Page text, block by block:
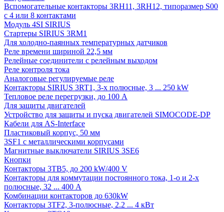
Вспомогательные контакторы 3RH11, 3RH12, типоразмер S00
с 4 или 8 контактами
Модуль 4SI SIRIUS
Стартеры SIRIUS 3RM1
Для холодно-паянных температурных датчиков
Реле времени шириной 22,5 мм
Релейные соединители с релейным выходом
Реле контроля тока
Аналоговые регулируемые реле
Контакторы SIRIUS 3RT1, 3-х полюсные, 3 ... 250 kW
Тепловое реле перегрузки, до 100 A
Для защиты двигателей
Устройство для защиты и пуска двигателей SIMOCODE-DP
Кабели для AS-Interface
Пластиковый корпус, 50 мм
3SF1 с металлическими корпусами
Магнитные выключатели SIRIUS 3SE6
Кнопки
Контакторы 3TB5, до 200 kW/400 V
Контакторы для коммутации постоянного тока, 1-о и 2-х
полюсные, 32 ... 400 A
Комбинации контакторов до 630kW
Контакторы 3TF2, 3-полюсные, 2.2 ... 4 кВт